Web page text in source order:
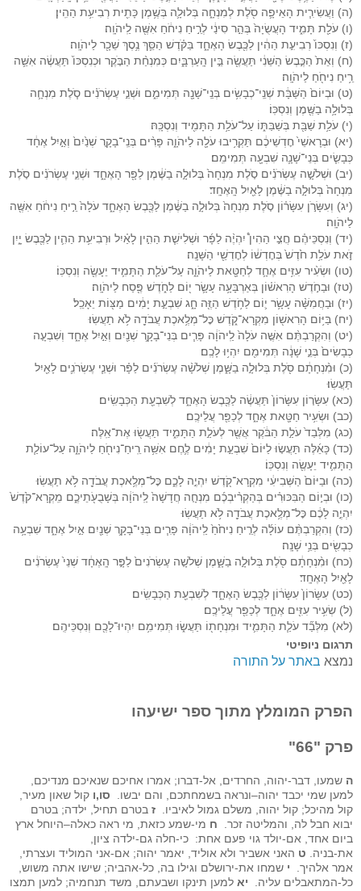
(ה) וַעֲשִׂירִ֧ית הָאֵיפָ֛ה סֹ֖לֶת לְמִנְחָ֑ה בְּלוּלָ֛ה בְּשֶׁ֥מֶן כָּתִ֖ית רְבִיעִ֥ת הַהִֽין׃
(ו) עֹלַ֖ת תָּמִ֑יד הָעֲשֻׂיָה֙ בְּהַ֣ר סִינַ֔י לְרֵ֣יחַ נִיחֹ֔חַ אִשֶּׁ֖ה לַֽיהֹוָֽה׃
(ז) וְנִסְכּוֹ֙ רְבִיעִ֣ת הַהִ֔ין לַכֶּ֖בֶשׂ הָאֶחָ֑ד בַּקֹּ֗דֶשׁ הַסֵּ֛ךְ נֶ֥סֶךְ שֵׁכָ֖ר לַיהֹוָֽה׃
(ח) וְאֵת֙ הַכֶּ֣בֶשׂ הַשֵּׁנִ֔י תַּעֲשֶׂ֖ה בֵּ֣ין הָֽעַרְבָּ֑יִם כְּמִנְחַ֨ת הַבֹּ֤קֶר וּכְנִסְכּוֹ֙ תַּעֲשֶׂ֔ה אִשֵּׁ֛ה
רֵ֥יחַ נִיחֹ֖חַ לַיהֹוָֽה׃
(ט) וּבְיוֹם֙ הַשַּׁבָּ֔ת שְׁנֵֽי־כְבָשִׂ֥ים בְּנֵֽי־שָׁנָ֖ה תְּמִימִ֑ם וּשְׁנֵ֣י עֶשְׂרֹנִ֗ים סֹ֧לֶת מִנְחָ֛ה
בְּלוּלָ֥ה בַשֶּׁ֖מֶן וְנִסְכּֽוֹ׃
(י) עֹלַ֥ת שַׁבַּ֖ת בְּשַׁבַּתּ֑וֹ עַל־עֹלַ֥ת הַתָּמִ֖יד וְנִסְכָּֽהּ׃
(יא) וּבְרָאשֵׁי֙ חׇדְשֵׁיכֶ֔ם תַּקְרִ֥יבוּ עֹלָ֖ה לַיהֹוָ֑ה פָּרִ֨ים בְּנֵֽי־בָקָ֤ר שְׁנַ֙יִם֙ וְאַ֣יִל אֶחָ֔ד
כְּבָשִׂ֧ים בְּנֵי־שָׁנָ֛ה שִׁבְעָ֖ה תְּמִימִֽם׃
(יב) וּשְׁלֹשָׁ֣ה עֶשְׂרֹנִ֗ים סֹ֤לֶת מִנְחָה֙ בְּלוּלָ֣ה בַשֶּׁ֔מֶן לַפָּ֖ר הָאֶחָ֑ד וּשְׁנֵ֣י עֶשְׂרֹנִ֗ים סֹ֤לֶת
מִנְחָה֙ בְּלוּלָ֣ה בַשֶּׁ֔מֶן לָאַ֖יִל הָֽאֶחָֽד׃
(יג) וְעִשָּׂרֹ֣ן עִשָּׂר֗וֹן סֹ֤לֶת מִנְחָה֙ בְּלוּלָ֣ה בַשֶּׁ֔מֶן לַכֶּ֖בֶשׂ הָאֶחָ֑ד עֹלָה֙ רֵ֣יחַ נִיחֹ֔חַ אִשֶּׁ֖ה
לַיהֹוָֽה׃
(יד) וְנִסְכֵּיהֶ֗ם חֲצִ֣י הַהִין֩ יִהְיֶ֨ה לַפָּ֜ר וּשְׁלִישִׁ֧ת הַהִ֣ין לָאַ֗יִל וּרְבִיעִ֥ת הַהִ֛ין לַכֶּ֖בֶשׂ יָ֑יִן
זֹ֣את עֹלַ֥ת חֹ֙דֶשׁ֙ בְּחׇדְשׁ֔וֹ לְחׇדְשֵׁ֖י הַשָּׁנָֽה׃
(טו) וּשְׂעִ֨יר עִזִּ֥ים אֶחָ֛ד לְחַטָּ֖את לַיהֹוָ֑ה עַל־עֹלַ֧ת הַתָּמִ֛יד יֵעָשֶׂ֖ה וְנִסְכּֽוֹ׃
(טז) וּבַחֹ֣דֶשׁ הָרִאשׁ֗וֹן בְּאַרְבָּעָ֥ה עָשָׂ֛ר י֖וֹם לַחֹ֑דֶשׁ פֶּ֖סַח לַיהֹוָֽה׃
(יז) וּבַחֲמִשָּׁ֨ה עָשָׂ֥ר י֛וֹם לַחֹ֥דֶשׁ הַזֶּ֖ה חָ֑ג שִׁבְעַ֣ת יָמִ֔ים מַצּ֖וֹת יֵאָכֵֽל׃
(יח) בַּיּ֥וֹם הָרִאשׁ֖וֹן מִקְרָא־קֹ֑דֶשׁ כׇּל־מְלֶ֥אכֶת עֲבֹדָ֖ה לֹ֥א תַעֲשֽׂוּ׃
(יט) וְהִקְרַבְתֶּ֨ם אִשֶּׁ֤ה עֹלָה֙ לַֽיהֹוָ֔ה פָּרִ֧ים בְּנֵי־בָקָ֛ר שְׁנַ֖יִם וְאַ֣יִל אֶחָ֑ד וְשִׁבְעָ֤ה
כְבָשִׂים֙ בְּנֵ֣י שָׁנָ֔ה תְּמִימִ֖ם יִהְי֥וּ לָכֶֽם׃
(כ) וּמִ֨נְחָתָ֔ם סֹ֖לֶת בְּלוּלָ֣ה בַשָּׁ֑מֶן שְׁלֹשָׁ֨ה עֶשְׂרֹנִ֜ים לַפָּ֗ר וּשְׁנֵ֧י עֶשְׂרֹנִ֛ים לָאַ֖יִל
תַּעֲשֽׂוּ׃
(כא) עִשָּׂר֤וֹן עִשָּׂרוֹן֙ תַּעֲשֶׂ֔ה לַכֶּ֖בֶשׂ הָאֶחָ֑ד לְשִׁבְעַ֖ת הַכְּבָשִֽׂים׃
(כב) וּשְׂעִ֥יר חַטָּ֖את אֶחָ֑ד לְכַפֵּ֖ר עֲלֵיכֶֽם׃
(כג) מִלְּבַד֙ עֹלַ֣ת הַבֹּ֔קֶר אֲשֶׁ֖ר לְעֹלַ֣ת הַתָּמִ֑יד תַּעֲשׂ֖וּ אֶת־אֵֽלֶּה׃
(כד) כָּאֵ֜לֶּה תַּעֲשׂ֤וּ לַיּוֹם֙ שִׁבְעַ֣ת יָמִ֔ים לֶ֛חֶם אִשֵּׁ֥ה רֵֽיחַ־נִיחֹ֖חַ לַיהֹוָ֑ה עַל־עוֹלַ֧ת
הַתָּמִ֛יד יֵעָשֶׂ֖ה וְנִסְכּֽוֹ׃
(כה) וּבַיּוֹם֙ הַשְּׁבִיעִ֔י מִקְרָא־קֹ֖דֶשׁ יִהְיֶ֣ה לָכֶ֑ם כׇּל־מְלֶ֥אכֶת עֲבֹדָ֖ה לֹ֥א תַעֲשֽׂוּ׃
(כו) וּבְי֣וֹם הַבִּכּוּרִ֗ים בְּהַקְרִ֨יבְכֶ֜ם מִנְחָ֤ה חֲדָשָׁה֙ לַֽיהֹוָ֔ה בְּשָׁבֻעֹ֖תֵיכֶ֑ם מִֽקְרָא־קֹ֙דֶשׁ֙
יִהְיֶ֣ה לָכֶ֔ם כׇּל־מְלֶ֥אכֶת עֲבֹדָ֖ה לֹ֥א תַעֲשֽׂוּ׃
(כז) וְהִקְרַבְתֶּ֨ם עוֹלָ֜ה לְרֵ֤יחַ נִיחֹ֙חַ֙ לַֽיהֹוָ֔ה פָּרִ֧ים בְּנֵי־בָקָ֛ר שְׁנַ֖יִם אַ֣יִל אֶחָ֑ד שִׁבְעָ֥ה
כְבָשִׂ֖ים בְּנֵ֥י שָׁנָֽה׃
(כח) וּמִ֨נְחָתָ֔ם סֹ֖לֶת בְּלוּלָ֣ה בַשָּׁ֑מֶן שְׁלֹשָׁ֤ה עֶשְׂרֹנִים֙ לַפָּ֣ר הָֽאֶחָ֔ד שְׁנֵי֙ עֶשְׂרֹנִ֔ים
לָאַ֖יִל הָאֶחָֽד׃
(כט) עִשָּׂרוֹן֙ עִשָּׂר֔וֹן לַכֶּ֖בֶשׂ הָאֶחָ֑ד לְשִׁבְעַ֖ת הַכְּבָשִֽׂים׃
(ל) שְׂעִ֥יר עִזִּ֖ים אֶחָ֑ד לְכַפֵּ֖ר עֲלֵיכֶֽם׃
(לא) מִלְּבַ֞ד עֹלַ֧ת הַתָּמִ֛יד וּמִנְחָת֖וֹ תַּעֲשׂ֑וּ תְּמִימִ֥ם יִהְיוּ־לָכֶ֖ם וְנִסְכֵּיהֶֽם׃
תרגום ניופיטי
נמצא באתר על התורה
הפרק המומלץ מתוך ספר ישיעהו
פרק "66"
ה שמעו, דבר-יהוה, החרדים, אל-דברו; אמרו אחיכם שנאיכם מנדיכם,
למען שמי יכבד יהוה–ונראה בשמחתכם, והם יבשו. סו,ו קול שאון מעיר,
קול מהיכל; קול יהוה, משלם גמול לאיביו. ז בטרם תחיל, ילדה; בטרם
יבוא חבל לה, והמליטה זכר. ח מי-שמע כזאת, מי ראה כאלה–היוחל ארץ
ביום אחד, אם-יולד גוי פעם אחת: כי-חלה גם-ילדה ציון,
את-בניה. ט האני אשביר ולא אוליד, יאמר יהוה; אם-אני המוליד ועצרתי,
אמר אלהיך. י שמחו את-ירושלם וגילו בה, כל-אהביה; שישו אתה משוש,
כל-המתאבלים עליה. יא למען תינקו ושבעתם, משד תנחמיה; למען תמצו